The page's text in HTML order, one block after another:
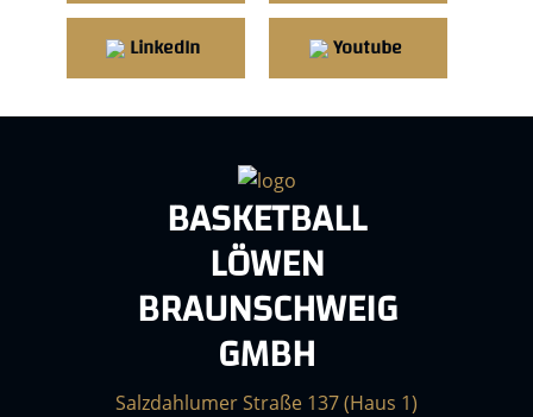
LinkedIn Youtube
BASKETBALL
LÖWEN
BRAUNSCHWEIG
GMBH
Salzdahlumer Straße 137 (Haus 1)